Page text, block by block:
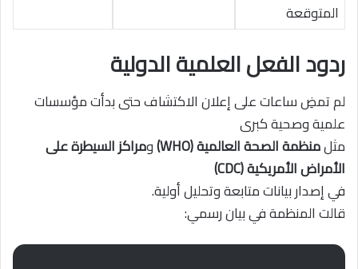
المتوقعة
ردود الفعل العلمية الدولية
لم تمضِ ساعات على إعلان الاكتشاف حتى بدأت مؤسسات
علمية وصحية كبرى
مثلمنظمة الصحة العالمية (WHO) ومراكز السيطرة على
الأمراض الأمريكية (CDC)
في إصدار بيانات متابعة وتحليل أولية.
قالت المنظمة في بيان رسمي: